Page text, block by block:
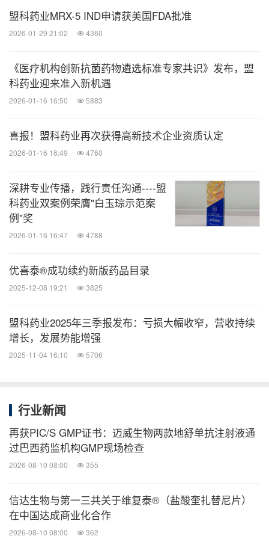
盟科药业MRX-5 IND申请获美国FDA批准
2026-01-29 21:02 4360
《医疗机构创新抗菌药物遴选标准专家共识》发布，盟
科药业迎来准入新机遇
2026-01-16 16:50 5883
喜报！盟科药业再次获得高新技术企业资质认定
2026-01-16 16:49 4760
深耕专业传播，践行责任沟通----盟
科药业双案例荣膺"白玉琮示范案
例"奖
2026-01-16 16:47 4788
优喜泰®成功续约新版药品目录
2025-12-08 19:21 3825
盟科药业2025年三季报发布：亏损大幅收窄，营收持续
增长，发展势能增强
2025-11-04 16:10 5706
行业新闻
再获PIC/S GMP证书：迈威生物两款地舒单抗注射液通
过巴西药监机构GMP现场检查
2026-08-10 08:00 355
信达生物与第一三共关于维复泰®（盐酸奎扎替尼片）
在中国达成商业化合作
2026-08-10 08:00 362